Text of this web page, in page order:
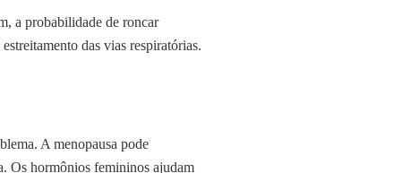
a probabilidade de roncar
das vias respiratórias.
A menopausa pode
Os hormônios femininos ajudam